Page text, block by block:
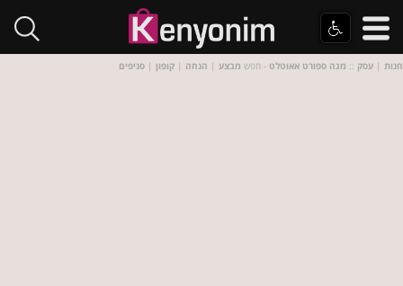
חנות | עסק :: מגה ספורט אאוטלט - חפש מבצע | הנחה | קופון | סניפים